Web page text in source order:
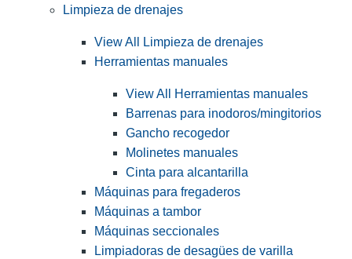
Limpieza de drenajes
View All Limpieza de drenajes
Herramientas manuales
View All Herramientas manuales
Barrenas para inodoros/mingitorios
Gancho recogedor
Molinetes manuales
Cinta para alcantarilla
Máquinas para fregaderos
Máquinas a tambor
Máquinas seccionales
Limpiadoras de desagües de varilla